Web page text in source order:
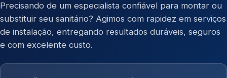
Precisando de um especialista confiável para montar ou
substituir seu sanitário? Agimos com rapidez em serviços
de instalação, entregando resultados duráveis, seguros
e com excelente custo.